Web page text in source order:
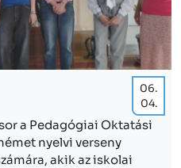
06.
04.
a Pedagógiai Oktatási
nyelvi verseny
akik az iskolai